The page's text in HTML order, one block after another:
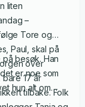
liten
–
Tore og
Paul, skal på
over
17 år
tilbake. Folk
besøk. Han
er noe som
hun alt om